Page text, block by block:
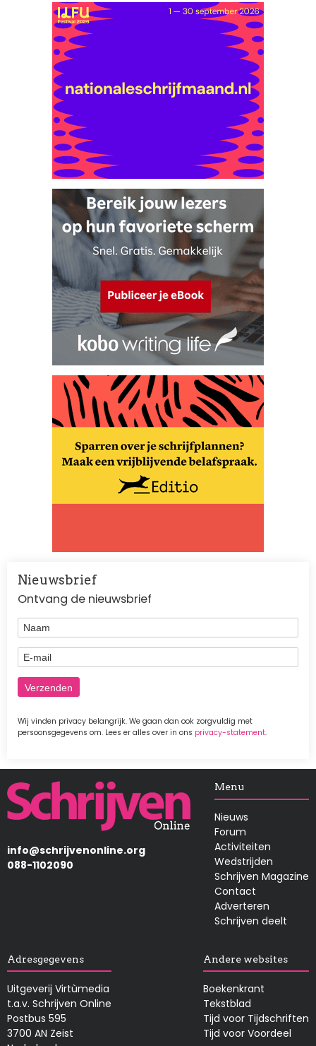
Nieuwsbrief
Ontvang de nieuwsbrief
Naam
E-mail
Wij vinden privacy belangrijk. We gaan dan ook zorgvuldig met
persoonsgegevens om. Lees er alles over in ons privacy-statement.
Afbeelding
info@schrijvenonline.org
088-1102090
Menu
Nieuws
Forum
Activiteiten
Wedstrijden
Schrijven Magazine
Contact
Adverteren
Schrijven deelt
Adresgegevens
Uitgeverij Virtùmedia
t.a.v. Schrijven Online
Postbus 595
3700 AN Zeist
Andere websites
Boekenkrant
Tekstblad
Tijd voor Tijdschriften
Tijd voor Voordeel